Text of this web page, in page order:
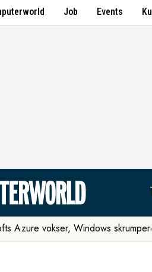
Job Events
Azure vokser, Windows skrumper